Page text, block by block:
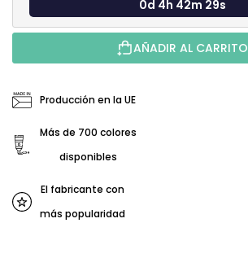
0d 4h 42m 28s
AÑADIR AL CARRITO
Producción en la UE
Más de 700 colores
disponibles
El fabricante con
más popularidad